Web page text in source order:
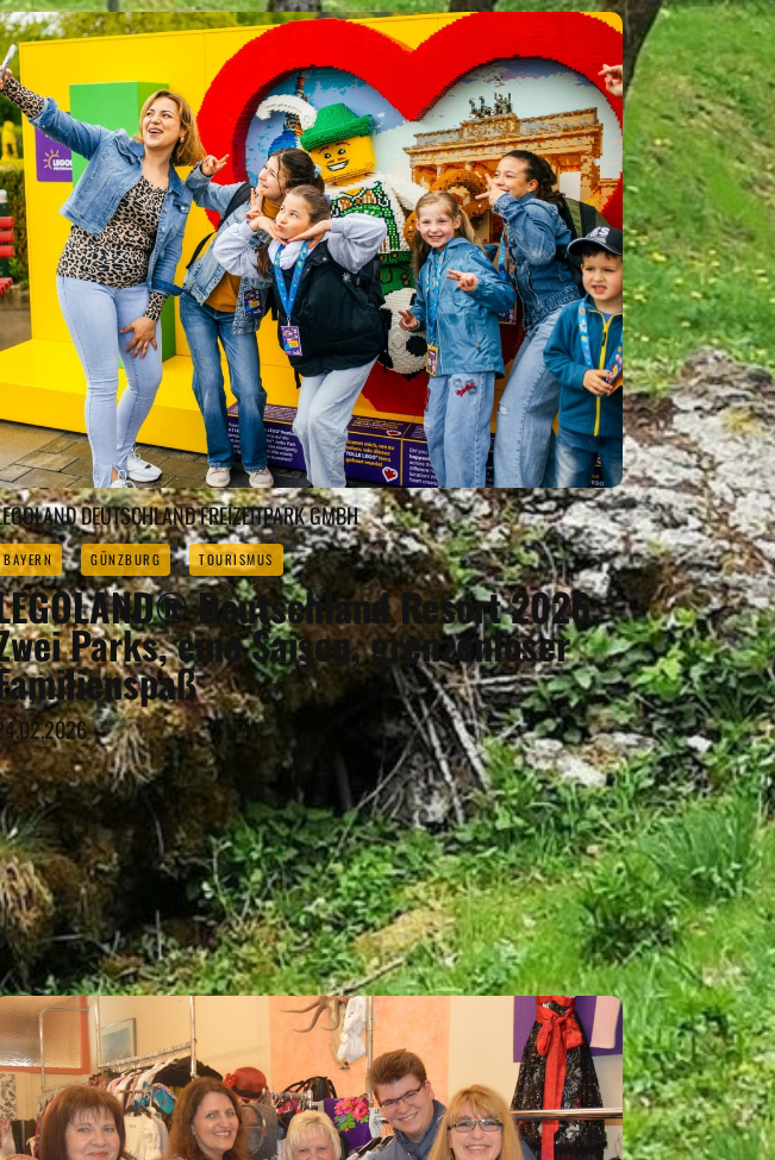
DEUTSCHLAND FREIZEITPARK GMBH
BAYERN GÜNZBURG TOURISMUS
Deutschland Resort 2026:
Parks, eine Saison, grenzenloser
erstellen >